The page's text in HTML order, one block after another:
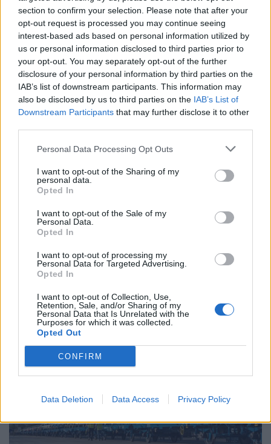
section to confirm your selection. Please note that after your
opt-out request is processed you may continue seeing
interest-based ads based on personal information utilized by
us or personal information disclosed to third parties prior to
your opt-out. You may separately opt-out of the further
disclosure of your personal information by third parties on the
IAB’s list of downstream participants. This information may
also be disclosed by us to third parties on the IAB’s List of
Downstream Participants that may further disclose it to other
Personal Data Processing Opt Outs
I want to opt-out of the Sharing of my
personal data.
Opted In
I want to opt-out of the Sale of my
Personal Data.
Opted In
I want to opt-out of processing my
Personal Data for Targeted Advertising.
Opted In
I want to opt-out of Collection, Use,
Retention, Sale, and/or Sharing of my
Personal Data that Is Unrelated with the
Purposes for which it was collected.
Opted Out
CONFIRM
Data Deletion Data Access Privacy Policy
Tags: Hyundai i10 N Line
Ricardo Carvalho
Related Posts
Novo Bugatti Destrier mostra que o W16
VIRGILIO MACHADO 06/08/2026